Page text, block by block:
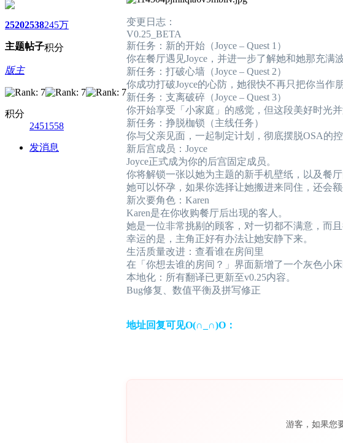
2520
主题
2538
帖子
245万
积分
版主
积分
2451558
发消息
变更日志：
V0.25_BETA
新任务：新的开始（Joyce – Quest 1）
你在餐厅遇见Joyce，并进一步了解她和她那充满
新任务：打破心墙（Joyce – Quest 2）
你成功打破Joyce的心防，她很快不再只把你当作
新任务：支离破碎（Joyce – Quest 3）
你开始享受「小家庭」的感觉，但这段美好时光
新任务：挣脱枷锁（主线任务）
你与父亲见面，一起制定计划，彻底摆脱OSA的控
新后宫成员：Joyce
Joyce正式成为你的后宫固定成员。
你将解锁一张以她为主题的新手机壁纸，以及餐厅
她可以怀孕，如果你选择让她搬进来同住，还会
新次要角色：Karen
Karen是在你收购餐厅后出现的客人。
她是一位非常挑剔的顾客，对一切都不满意，而
幸运的是，主角正好有办法让她安静下来。
生活质量改进：查看谁在房间里
在「你想去谁的房间？」界面新增了一个灰色小
本地化：所有翻译已更新至v0.25内容。
Bug修复、数值平衡及拼写修正
地址回复可见O(∩_∩)O：
游客，如果您